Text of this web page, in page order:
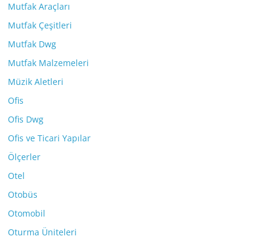
Mutfak Araçları
Mutfak Çeşitleri
Mutfak Dwg
Mutfak Malzemeleri
Müzik Aletleri
Ofis
Ofis Dwg
Ofis ve Ticari Yapılar
Ölçerler
Otel
Otobüs
Otomobil
Oturma Üniteleri